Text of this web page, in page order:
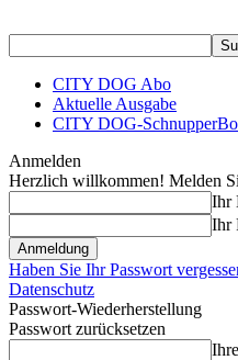
CITY DOG Abo
Aktuelle Ausgabe
CITY DOG-
Anmelden
Herzlich willkommen! Melden
Ihr
Ihr
Haben Sie Ihr Passwort
Datenschutz
Passwort-Wiederherstellung
Passwort zurücksetzen